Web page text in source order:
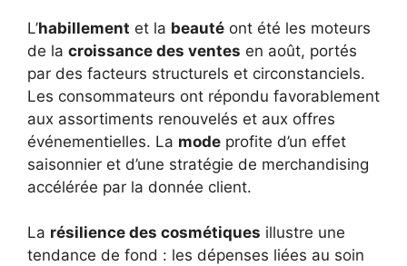
L’habillement et la beauté ont été les moteurs
de la croissance des ventes en août, portés
par des facteurs structurels et circonstanciels.
Les consommateurs ont répondu favorablement
aux assortiments renouvelés et aux offres
événementielles. La mode profite d’un effet
saisonnier et d’une stratégie de merchandising
accélérée par la donnée client.
La résilience des cosmétiques illustre une
tendance de fond : les dépenses liées au soin